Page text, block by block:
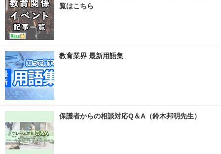
覧はこちら
教育業界 最新用語集
保護者からの相談対応Q＆A（鈴木邦明先生）